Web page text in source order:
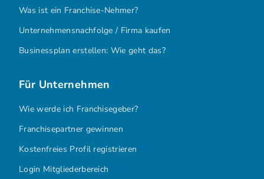
Was ist ein Franchise-Nehmer?
Unternehmensnachfolge / Firma kaufen
Businessplan erstellen: Wie geht das?
Für Unternehmen
Wie werde ich Franchisegeber?
Franchisepartner gewinnen
Kostenfreies Profil registrieren
Login Mitgliederbereich